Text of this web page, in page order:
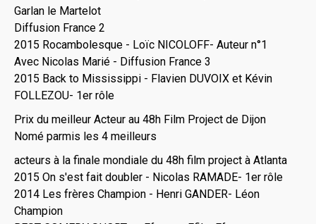
Garlan le Martelot
Diffusion France 2
2015 Rocambolesque - Loïc NICOLOFF- Auteur n°1
Avec Nicolas Marié - Diffusion France 3
2015 Back to Mississippi - Flavien DUVOIX et Kévin
FOLLEZOU- 1er rôle
Prix du meilleur Acteur au 48h Film Project de Dijon
Nomé parmis les 4 meilleurs
acteurs à la finale mondiale du 48h film project à Atlanta
2015 On s'est fait doubler - Nicolas RAMADE- 1er rôle
2014 Les frères Champion - Henri GANDER- Léon
Champion